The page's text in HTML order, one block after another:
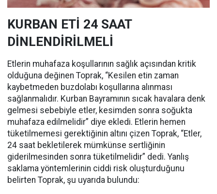
KURBAN ETİ 24 SAAT
DİNLENDİRİLMELİ
Etlerin muhafaza koşullarının sağlık açısından kritik
olduğuna değinen Toprak, “Kesilen etin zaman
kaybetmeden buzdolabı koşullarına alınması
sağlanmalıdır. Kurban Bayramının sıcak havalara denk
gelmesi sebebiyle etler, kesimden sonra soğukta
muhafaza edilmelidir” diye ekledi. Etlerin hemen
tüketilmemesi gerektiğinin altını çizen Toprak, “Etler,
24 saat bekletilerek mümkünse sertliğinin
giderilmesinden sonra tüketilmelidir” dedi. Yanlış
saklama yöntemlerinin ciddi risk oluşturduğunu
belirten Toprak, şu uyarıda bulundu: